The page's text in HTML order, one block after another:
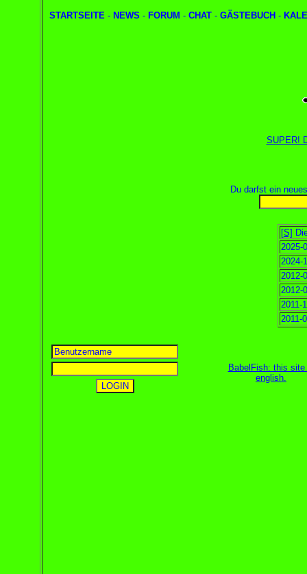
STARTSEITE - NEWS - FORUM - CHAT - GÄSTEBUCH -
SUPER!
Du darfst ein
[S]
2025-
2024-
2012-
2012-
2011-
2011-
BabelFish: this site
english.